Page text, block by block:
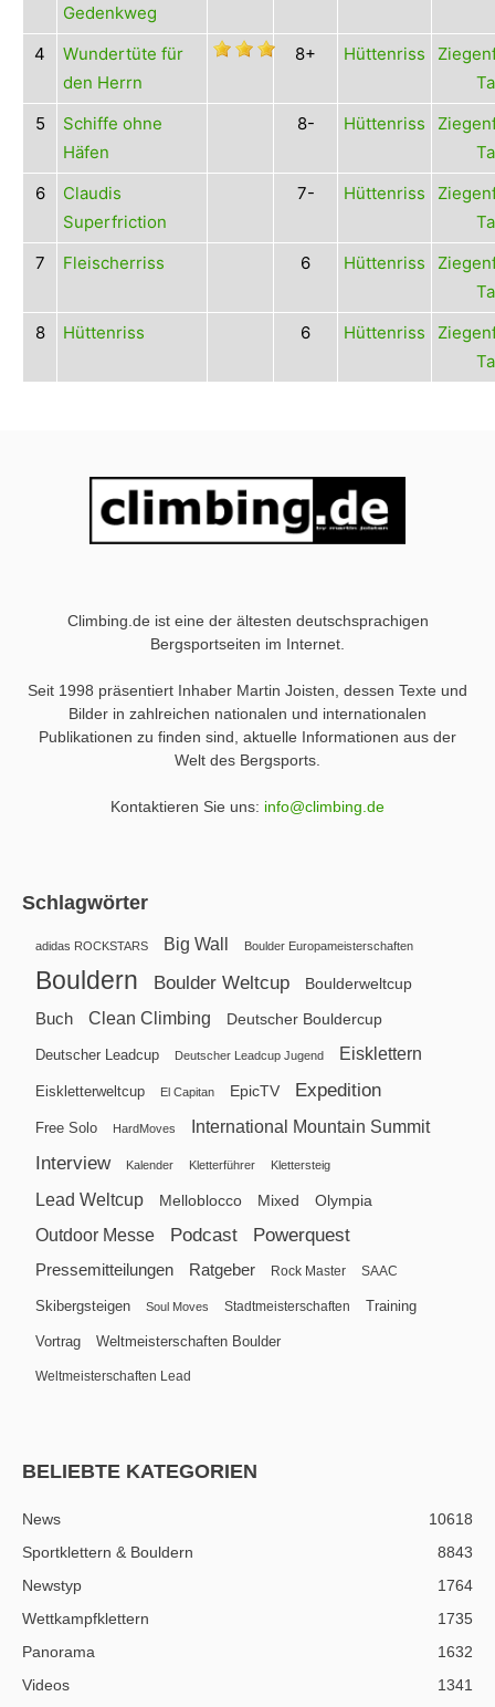
Gedenkweg
4
Wundertüte für
den Herrn
8+ Hüttenriss
5
Schiffe ohne
Häfen
8- Hüttenriss
6
Claudis
Superfriction
7- Hüttenriss
7
Fleischerriss 6 Hüttenriss
8
Hüttenriss 6 Hüttenriss
Climbing.de ist eine der ältesten deutschsprachigen
Bergsportseiten im Internet.
Seit 1998 präsentiert Inhaber Martin Joisten, dessen Texte und
Bilder in zahlreichen nationalen und internationalen
Publikationen zu finden sind, aktuelle Informationen aus der
Welt des Bergsports.
Kontaktieren Sie uns: info@climbing.de
Schlagwörter
adidas ROCKSTARS Big Wall Boulder Europameisterschaften
Bouldern Boulder Weltcup Boulderweltcup
Buch Clean Climbing Deutscher Bouldercup
Deutscher Leadcup Deutscher Leadcup Jugend Eisklettern
Eiskletterweltcup El Capitan EpicTV Expedition
Free Solo HardMoves International Mountain Summit
Interview Kalender Kletterführer Klettersteig
Lead Weltcup Melloblocco Mixed Olympia
Outdoor Messe Podcast Powerquest
Pressemitteilungen Ratgeber Rock Master SAAC
Skibergsteigen Soul Moves Stadtmeisterschaften Training
Vortrag Weltmeisterschaften Boulder
Weltmeisterschaften Lead
BELIEBTE KATEGORIEN
News
10618
Sportklettern & Bouldern
8843
Newstyp
1764
Wettkampfklettern
1735
Panorama
1632
Videos
1341